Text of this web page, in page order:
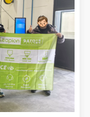
miles de millas para